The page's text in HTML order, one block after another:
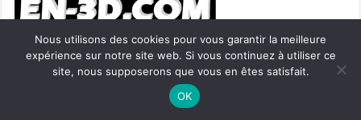
Vidéo BZH à la demande
Ne manquez pas la nouveauté de Bernard Rio "LA REVOLUTION DES
CLIQUEZ ICI POUR EN SAVOIR PLUS
Nous utilisons des cookies pour vous garantir la meilleure
expérience sur notre site web. Si vous continuez à utiliser ce
site, nous supposerons que vous en êtes satisfait.
OK